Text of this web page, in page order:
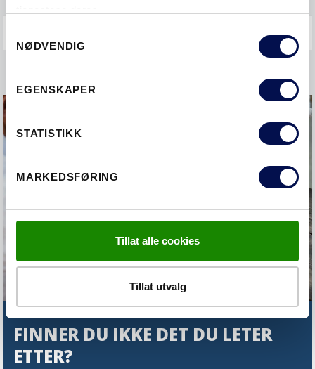
Selection
NØDVENDIG
EGENSKAPER
STATISTIKK
MARKEDSFØRING
Tillat alle cookies
Tillat utvalg
FINNER DU IKKE DET DU LETER
ETTER?